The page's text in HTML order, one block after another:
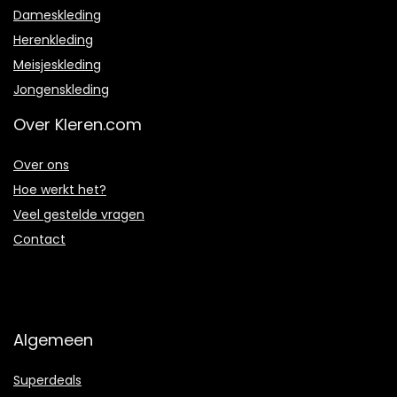
Dameskleding
Herenkleding
Meisjeskleding
Jongenskleding
Over Kleren.com
Over ons
Hoe werkt het?
Veel gestelde vragen
Contact
Algemeen
Superdeals